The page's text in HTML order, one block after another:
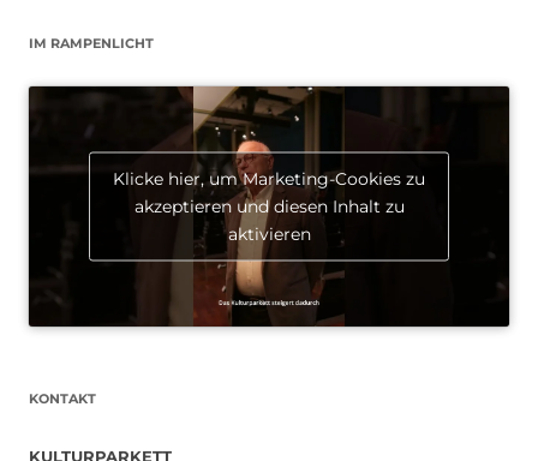
IM RAMPENLICHT
Klicke hier, um Marketing-Cookies zu
akzeptieren und diesen Inhalt zu
aktivieren
KONTAKT
KULTURPARKETT